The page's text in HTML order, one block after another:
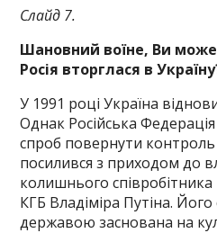
Слайд 7.
Шановний воїне, Ви
Росія вторглася в
У 1991 році Україна
Однак Російська
спроб повернути
посилився з приходом до
колишнього
КГБ Владіміра Путіна.
державою заснована на